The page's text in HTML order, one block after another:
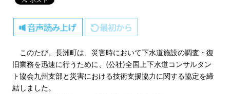
このたび、長洲町は、災害時において下水道施設の調査・復
旧業務を迅速に行うために、(公社)全国上下水道コンサルタン
ト協会九州支部と災害における技術支援協力に関する協定を締
結しました。